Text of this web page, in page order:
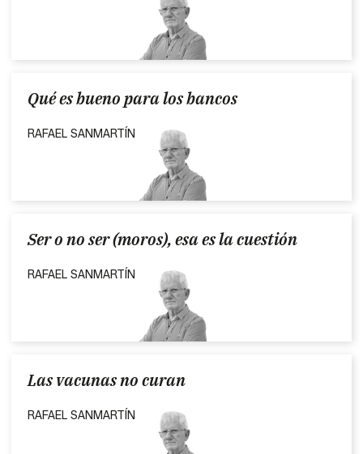
Qué es bueno para los bancos
RAFAEL SANMARTÍN
Ser o no ser (moros), esa es la cuestión
RAFAEL SANMARTÍN
Las vacunas no curan
RAFAEL SANMARTÍN